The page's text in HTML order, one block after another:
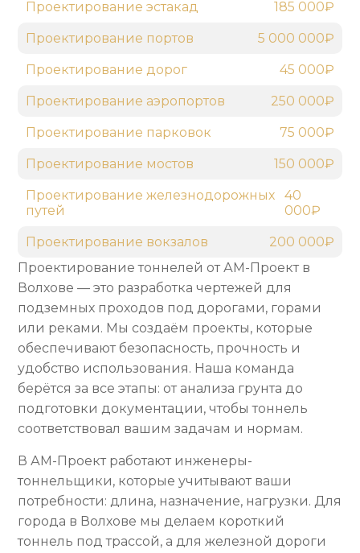
Проектирование тоннелей от АМ-Проект в
Волхове — это разработка чертежей для
подземных проходов под дорогами, горами
или реками. Мы создаём проекты, которые
обеспечивают безопасность, прочность и
удобство использования. Наша команда
берётся за все этапы: от анализа грунта до
подготовки документации, чтобы тоннель
соответствовал вашим задачам и нормам.
В АМ-Проект работают инженеры-
тоннельщики, которые учитывают ваши
потребности: длина, назначение, нагрузки. Для
города в Волхове мы делаем короткий
тоннель под трассой, а для железной дороги
Проектирование эстакад 185 000₽
Проектирование портов 5 000 000₽
Проектирование дорог 45 000₽
Проектирование аэропортов 250 000₽
Проектирование парковок 75 000₽
Проектирование мостов 150 000₽
Проектирование железнодорожных
путей
40
000₽
Проектирование вокзалов 200 000₽